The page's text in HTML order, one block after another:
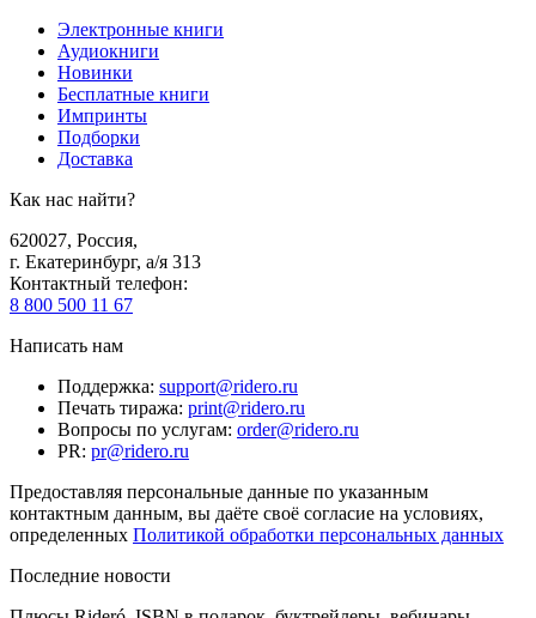
Электронные книги
Аудиокниги
Новинки
Бесплатные книги
Импринты
Подборки
Доставка
Как нас найти?
620027, Россия,
г. Екатеринбург, а/я 313
Контактный телефон:
8 800 500 11 67
Написать нам
Поддержка: support@ridero.ru
Печать тиража: print@ridero.ru
Вопросы по услугам: order@ridero.ru
PR: pr@ridero.ru
Предоставляя персональные данные по указанным
контактным данным, вы даёте своё согласие на условиях,
определенных Политикой обработки персональных данных
Последние новости